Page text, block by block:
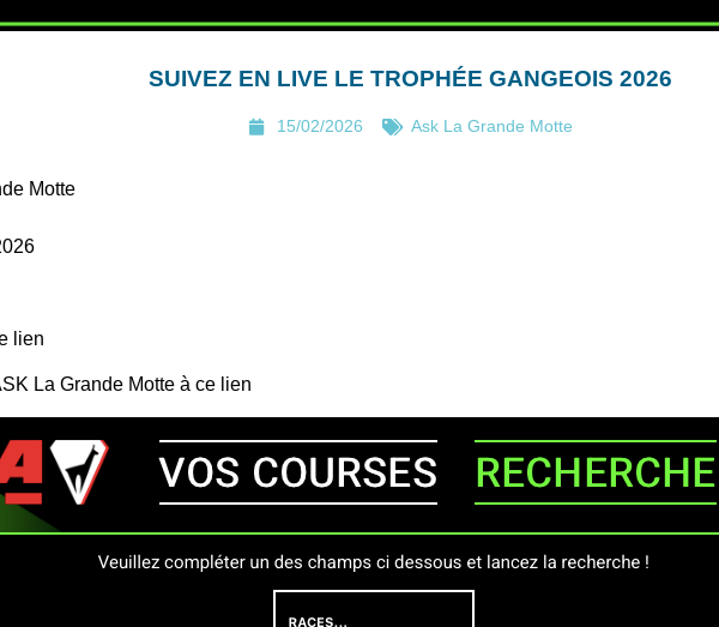
SUIVEZ EN LIVE LE TROPHÉE GANGEOIS 2026
15/02/2026 Ask La Grande Motte
Motte
lien
La Grande Motte à ce lien